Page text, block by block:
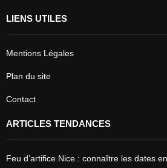
LIENS UTILES
Mentions Légales
Plan du site
Contact
ARTICLES TENDANCES
Feu d’artifice Nice : connaître les dates